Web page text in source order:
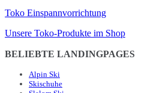
Toko Einspannvorrichtung
Unsere Toko-Produkte im Shop
BELIEBTE LANDINGPAGES
Alpin Ski
Skischuhe